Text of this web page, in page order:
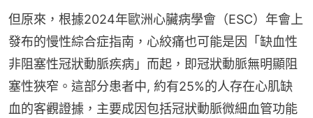
但原來，根據2024年歐洲心臟病學會（ESC）年會上
發布的慢性綜合症指南，心絞痛也可能是因「缺血性
非阻塞性冠狀動脈疾病」而起，即冠狀動脈無明顯阻
塞性狹窄。這部分患者中, 約有25%的人存在心肌缺
血的客觀證據，主要成因包括冠狀動脈微細血管功能